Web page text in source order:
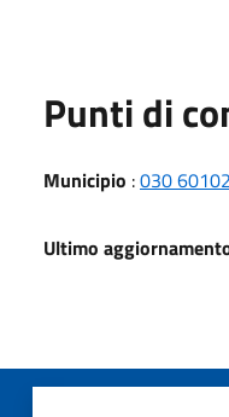
Punti di
Municipio :030
Ultimo